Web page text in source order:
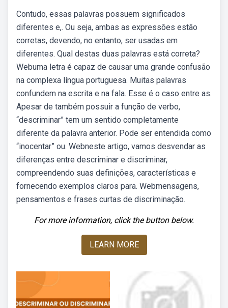
Contudo, essas palavras possuem significados
diferentes e,. Ou seja, ambas as expressões estão
corretas, devendo, no entanto, ser usadas em
diferentes. Qual destas duas palavras está correta?
Webuma letra é capaz de causar uma grande confusão
na complexa língua portuguesa. Muitas palavras
confundem na escrita e na fala. Esse é o caso entre as.
Apesar de também possuir a função de verbo,
“descriminar” tem um sentido completamente
diferente da palavra anterior. Pode ser entendida como
“inocentar” ou. Webneste artigo, vamos desvendar as
diferenças entre descriminar e discriminar,
compreendendo suas definições, características e
fornecendo exemplos claros para. Webmensagens,
pensamentos e frases curtas de discriminação.
For more information, click the button below.
LEARN MORE